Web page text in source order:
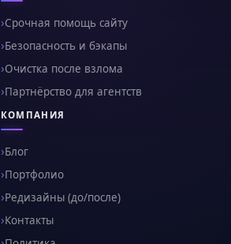
Срочная помощь сайту
Безопасность и бэкапы
Очистка после взлома
Партнёрство для агентств
КОМПАНИЯ
Блог
Портфолио
Редизайны (до/после)
Контакты